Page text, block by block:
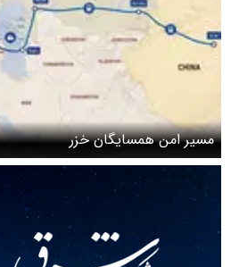
مسیر امن همسایگان خزر